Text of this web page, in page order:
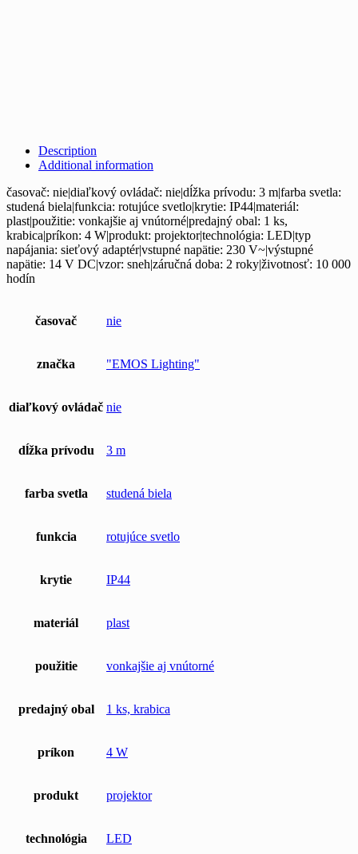
Description
Additional information
časovač: nie|diaľkový ovládač: nie|dĺžka prívodu: 3 m|farba svetla:
studená biela|funkcia: rotujúce svetlo|krytie: IP44|materiál:
plast|použitie: vonkajšie aj vnútorné|predajný obal: 1 ks,
krabica|príkon: 4 W|produkt: projektor|technológia: LED|typ
napájania: sieťový adaptér|vstupné napätie: 230 V~|výstupné
napätie: 14 V DC|vzor: sneh|záručná doba: 2 roky|životnosť: 10 000
hodín
časovač nie
značka "EMOS Lighting"
diaľkový ovládač nie
dĺžka prívodu 3 m
farba svetla studená biela
funkcia rotujúce svetlo
krytie IP44
materiál plast
použitie vonkajšie aj vnútorné
predajný obal 1 ks, krabica
príkon 4 W
produkt projektor
technológia LED